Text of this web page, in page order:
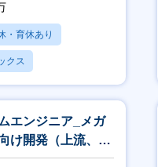
・育休あり
クス
エンジニア_メガ
け開発（上流、開